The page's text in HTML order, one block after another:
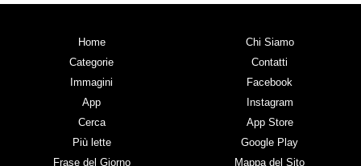
Home
Categorie
Immagini
App
Cerca
Più lette
Frase del Giorno
Chi Siamo
Contatti
Facebook
Instagram
App Store
Google Play
Mappa del Sito